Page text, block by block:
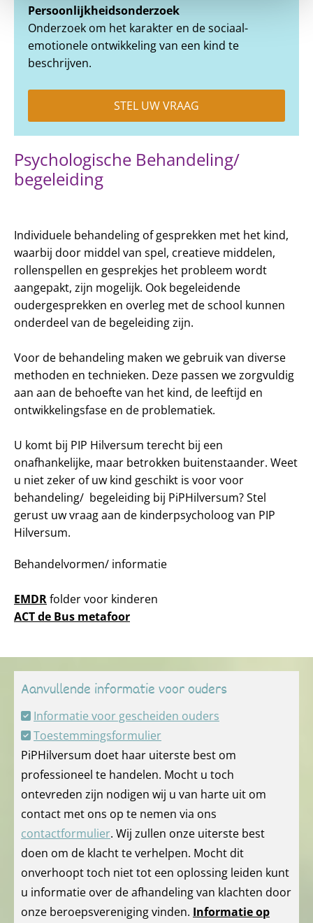
Persoonlijkheidsonderzoek
Onderzoek om het karakter en de sociaal-
emotionele ontwikkeling van een kind te
beschrijven.
STEL UW VRAAG
Psychologische Behandeling/
begeleiding
Individuele behandeling of gesprekken met het kind,
waarbij door middel van spel, creatieve middelen,
rollenspellen en gesprekjes het probleem wordt
aangepakt, zijn mogelijk. Ook begeleidende
oudergesprekken en overleg met de school kunnen
onderdeel van de begeleiding zijn.
Voor de behandeling maken we gebruik van diverse
methoden en technieken. Deze passen we zorgvuldig
aan aan de behoefte van het kind, de leeftijd en
ontwikkelingsfase en de problematiek.
U komt bij PIP Hilversum terecht bij een
onafhankelijke, maar betrokken buitenstaander. Weet
u niet zeker of uw kind geschikt is voor voor
behandeling/ begeleiding bij PiPHilversum? Stel
gerust uw vraag aan de kinderpsycholoog van PIP
Hilversum.
Behandelvormen/ informatie
EMDRfolder voor kinderen
ACT de Bus metafoor
Aanvullende informatie voor ouders
 Informatie voor gescheiden ouders
 Toestemmingsformulier
PiPHilversum doet haar uiterste best om
professioneel te handelen. Mocht u toch
ontevreden zijn nodigen wij u van harte uit om
contact met ons op te nemen via ons
contactformulier. Wij zullen onze uiterste best
doen om de klacht te verhelpen. Mocht dit
onverhoopt toch niet tot een oplossing leiden kunt
u informatie over de afhandeling van klachten door
onze beroepsvereniging vinden. Informatie op